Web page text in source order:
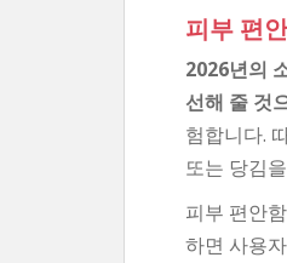
피부 편
2026년의
선해 줄 것
험합니다.
또는 당김
피부 편안
하면 사용